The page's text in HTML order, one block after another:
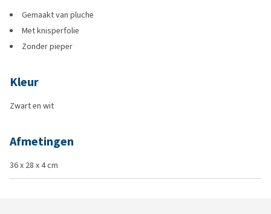
Gemaakt van pluche
Met knisperfolie
Zonder pieper
Kleur
Zwart en wit
Afmetingen
36 x 28 x 4 cm